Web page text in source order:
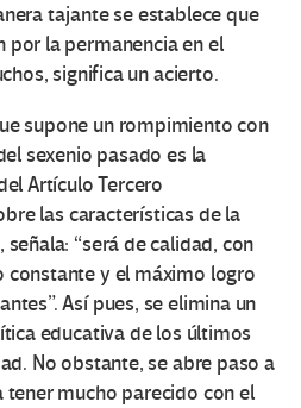
tajante se establece que
por la permanencia en el
significa un acierto.
supone un rompimiento con
sexenio pasado es la
Artículo Tercero
las características de la
“será de calidad, con
constante y el máximo logro
Así pues, se elimina un
educativa de los últimos
No obstante, se abre paso a
mucho parecido con el